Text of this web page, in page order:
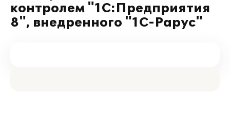
контролем "1С:Предприятия
8", внедренного "1С-Рарус"